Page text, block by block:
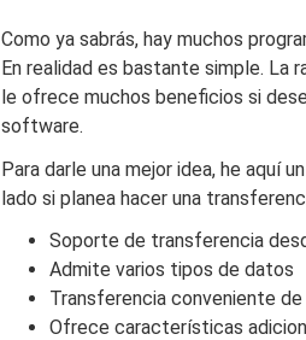
Como ya sabrás, hay muchos
En realidad es bastante simple. La
le ofrece muchos beneficios si
software.
Para darle una mejor idea, he aquí
lado si planea hacer una
Soporte de transferencia
Admite varios tipos de datos
Transferencia conveniente
Ofrece características